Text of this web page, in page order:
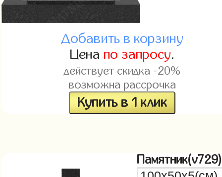
Добавить в корзину
Цена по запросу.
действует скидка -20%
возможна рассрочка
Купить в 1 клик
Памятник(v729)